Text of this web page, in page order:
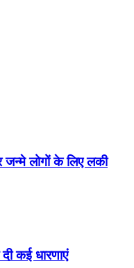
जन्मे लोगों के लिए लकी
कई धारणाएं